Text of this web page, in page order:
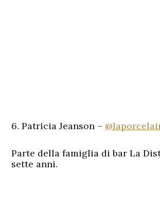
6. Patricia Jeanson –
Parte della famiglia di bar La
sette anni.